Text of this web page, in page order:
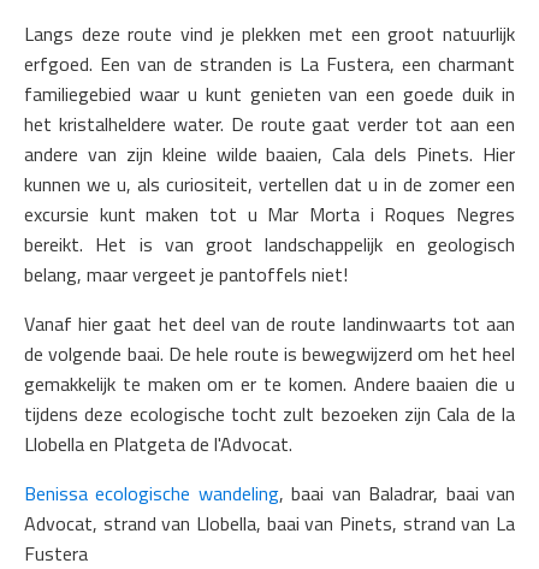
Langs deze route vind je plekken met een groot natuurlijk
erfgoed. Een van de stranden is La Fustera, een charmant
familiegebied waar u kunt genieten van een goede duik in
het kristalheldere water. De route gaat verder tot aan een
andere van zijn kleine wilde baaien, Cala dels Pinets. Hier
kunnen we u, als curiositeit, vertellen dat u in de zomer een
excursie kunt maken tot u Mar Morta i Roques Negres
bereikt. Het is van groot landschappelijk en geologisch
belang, maar vergeet je pantoffels niet!
Vanaf hier gaat het deel van de route landinwaarts tot aan
de volgende baai. De hele route is bewegwijzerd om het heel
gemakkelijk te maken om er te komen. Andere baaien die u
tijdens deze ecologische tocht zult bezoeken zijn Cala de la
Llobella en Platgeta de l'Advocat.
Benissa ecologische wandeling, baai van Baladrar, baai van
Advocat, strand van Llobella, baai van Pinets, strand van La
Fustera